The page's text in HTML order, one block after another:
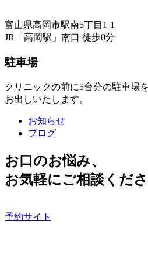
富山県高岡市駅南5丁目1-1
JR「高岡駅」南口 徒歩0分
駐車場
クリニックの前に5台分の駐車場
お出しいたします。
お知らせ
ブログ
お口のお悩み、
お気軽にご相談くださ
予約サイト